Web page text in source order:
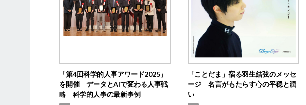
「第4回科学的人事アワード2025」
を開催 データとAIで変わる人事戦
略 科学的人事の最新事例
「ことだま」宿る羽生結弦のメッセ
ージ 名言がもたらす心の平穏と潤
い